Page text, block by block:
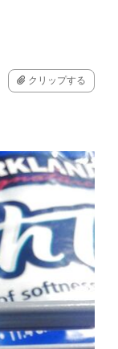
クリップする